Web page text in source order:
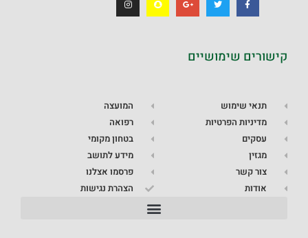
קישורים שימושיים
תנאי שימוש
מדיניות הפרטיות
עסקים
מגזין
צור קשר
אודות
המועצה
רפואה
בטחון מקומי
מידע לתושב
פרסמו אצלנו
הצהרת נגישות